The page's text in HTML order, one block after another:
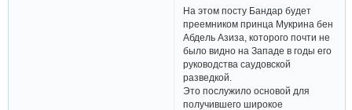
На этом посту Бандар будет
преемником принца Мукрина бен
Абдель Азиза, которого почти не
было видно на Западе в годы его
руководства саудовской
разведкой.
Это послужило основой для
получившего широкое